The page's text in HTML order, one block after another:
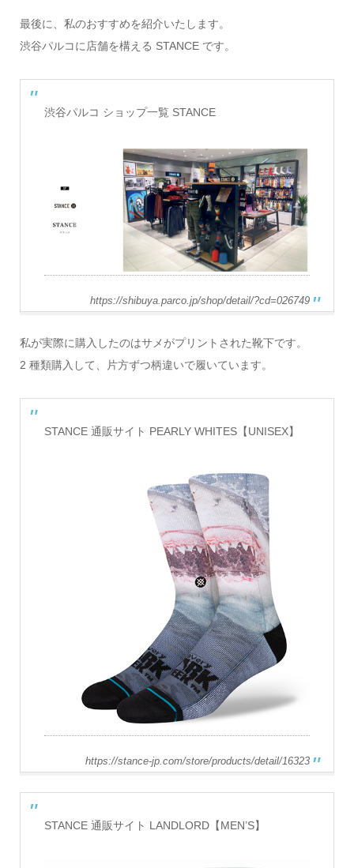
最後に、私のおすすめを紹介いたします。
渋谷パルコに店舗を構える STANCE です。
渋谷パルコ ショップ一覧 STANCE
https://shibuya.parco.jp/shop/detail/?cd=026749
私が実際に購入したのはサメがプリントされた靴下です。
2 種類購入して、片方ずつ柄違いで履いています。
STANCE 通販サイト PEARLY WHITES【UNISEX】
https://stance-jp.com/store/products/detail/16323
STANCE 通販サイト LANDLORD【MEN’S】